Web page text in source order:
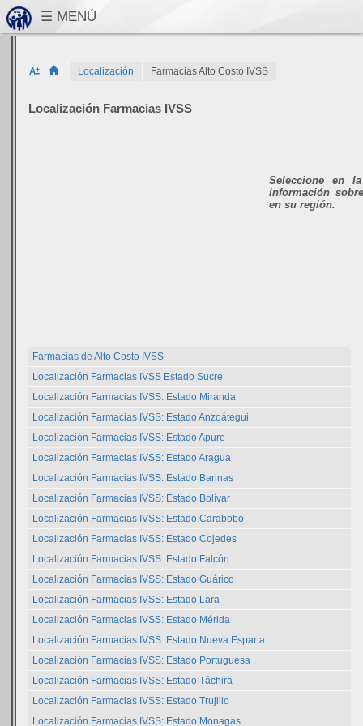
Localización Farmacias Alto Costo IVSS
Localización Farmacias IVSS
Seleccione en
información
en su región.
Farmacias de Alto Costo IVSS
Localización Farmacias IVSS Estado Sucre
Localización Farmacias IVSS: Estado Miranda
Localización Farmacias IVSS: Estado Anzoátegui
Localización Farmacias IVSS: Estado Apure
Localización Farmacias IVSS: Estado Aragua
Localización Farmacias IVSS: Estado Barinas
Localización Farmacias IVSS: Estado Bolívar
Localización Farmacias IVSS: Estado Carabobo
Localización Farmacias IVSS: Estado Cojedes
Localización Farmacias IVSS: Estado Falcón
Localización Farmacias IVSS: Estado Guárico
Localización Farmacias IVSS: Estado Lara
Localización Farmacias IVSS: Estado Mérida
Localización Farmacias IVSS: Estado Nueva Esparta
Localización Farmacias IVSS: Estado Portuguesa
Localización Farmacias IVSS: Estado Táchira
Localización Farmacias IVSS: Estado Trujillo
Localización Farmacias IVSS: Estado Monagas